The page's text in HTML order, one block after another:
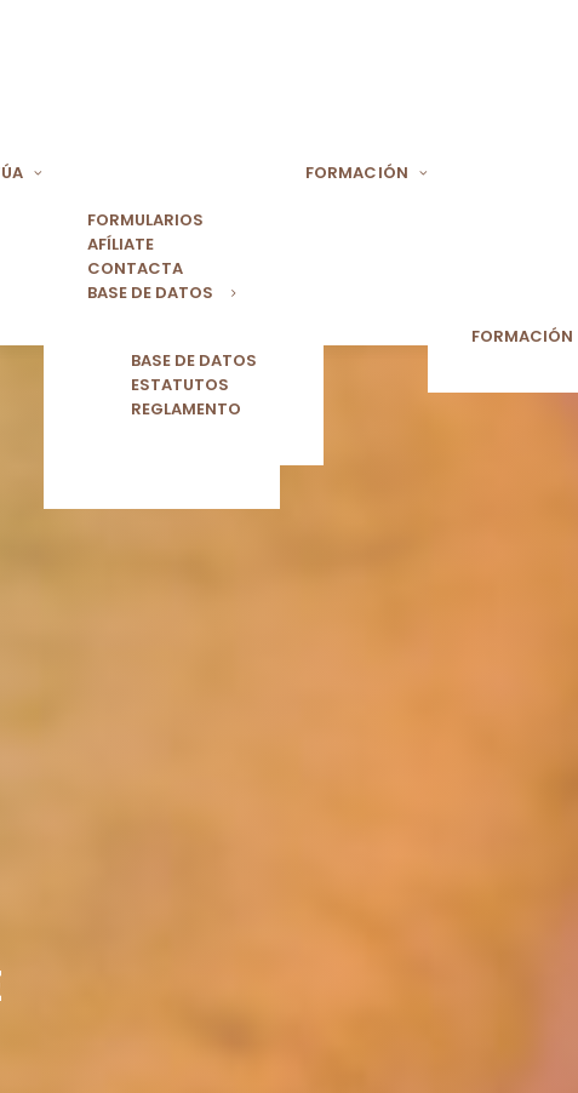
FORMULARIOS
AFÍLIATE
CONTACTA
BASE DE DATOS
BASE DE DATOS
ESTATUTOS
REGLAMENTO
FORMACIÓN
FORMACIÓN